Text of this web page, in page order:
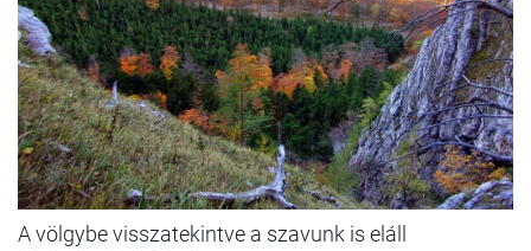
A völgybe visszatekintve a szavunk is eláll